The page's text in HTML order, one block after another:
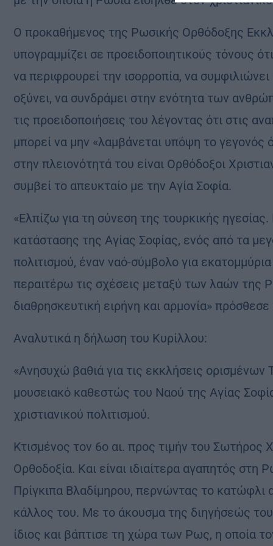
Ο προκαθήμενος της Ρωσικής Ορθόδοξης
υπογραμμίζει σε προειδοποιητικούς τόνους
να περιφρουρεί την ισορροπία, να συμφιλιώνει
οξύνει, να συνδράμει στην ενότητα των
τις προειδοποιήσεις του λέγοντας ότι στις
μπορεί να μην «λαμβάνεται υπόψη το γεγονός
στην πλειονότητά του είναι Ορθόδοξοι
συμβεί το απευκταίο με την Αγία Σοφία.
«Ελπίζω για τη σύνεση της τουρκικής
κατάστασης της Αγίας Σοφίας, ενός από τα
πολιτισμού, έναν ναό-σύμβολο για
περαιτέρω τις σχέσεις μεταξύ των λαών της
διαθρησκευτική ειρήνη και αρμονία»
Αναλυτικά η δήλωση του Κυρίλλου:
«Ανησυχώ βαθιά για τις εκκλήσεις
μουσειακό καθεστώς του Ναού της Αγίας
χριστιανικού πολιτισμού.
Κτισμένος τον 6ο αι. προς τιμήν του Σωτήρος
Ορθοδοξία. Και είναι ιδιαίτερα αγαπητός
Πρίγκιπα Βλαδίμηρου, περνώντας το κατώφλι
κάλλος του. Με το άκουσμα της διηγήσεώς
ίδιος και βάπτισε τη χώρα των Ρως, η οποία